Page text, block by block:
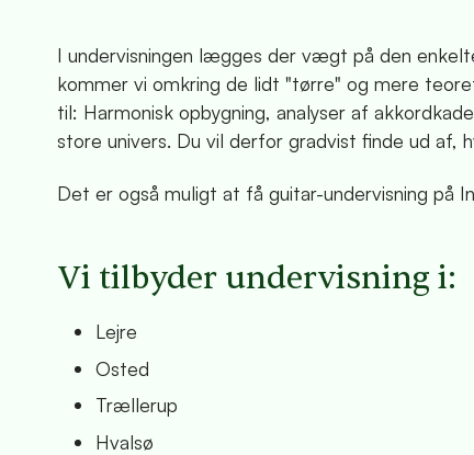
I undervisningen lægges der vægt på den
kommer vi omkring de lidt "tørre" og mere
til: Harmonisk opbygning, analyser af
store univers. Du vil derfor gradvist finde ud af,
Det er også muligt at få guitar-undervisning på
Vi tilbyder undervisning i:
Lejre
Osted
Trællerup
Hvalsø